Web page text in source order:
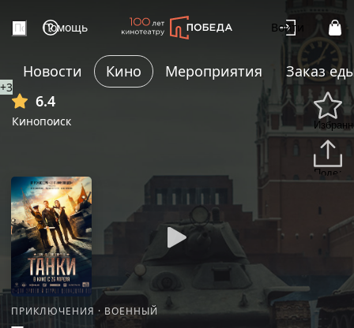
Помощь Войти
Новости Кино Мероприятия
Заказ
6.4
Кинопоиск
+3
ПРИКЛЮЧЕНИЯ · ВОЕННЫЙ